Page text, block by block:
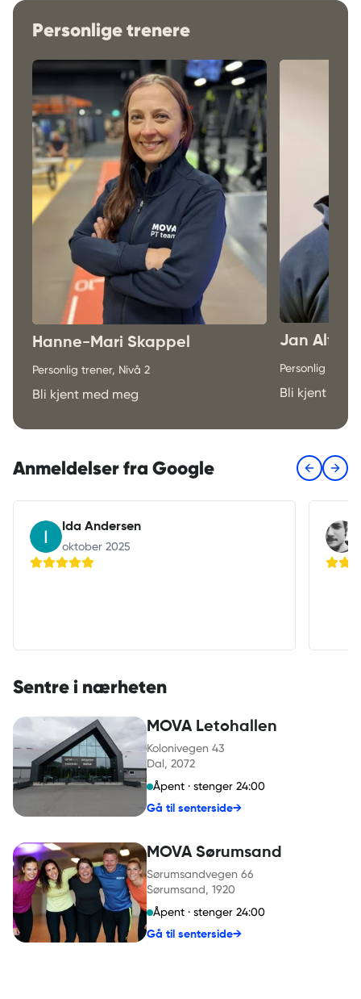
Personlige trenere
Hanne-Mari Skappel
Personlig trener, Nivå 2
Bli kjent med meg
Jan
Personlig
Bli kjent med
Anmeldelser fra Google Previous
Next
Ida Andersen
oktober 2025
Sentre i nærheten
MOVA Letohallen
Kolonivegen 43
Dal, 2072
Åpent · stenger 24:00
Gå til senterside→
MOVA Sørumsand
Sørumsandvegen 66
Sørumsand, 1920
Åpent · stenger 24:00
Gå til senterside→